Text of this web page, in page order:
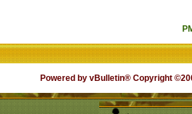
Powered by vBulletin® Copyright